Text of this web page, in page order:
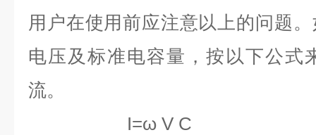
用户在使用前应注意以上的问题
电压及标准电容量，按以下公式
流。
I=ω V C